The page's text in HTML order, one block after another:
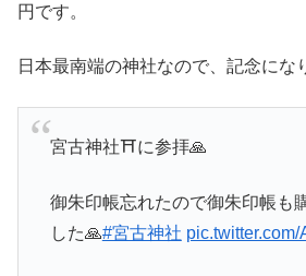
円です。
日本最南端の神社なので、記念にな
宮古神社⛩に参拝🙏
御朱印帳忘れたので御朱印帳も
した🙏#宮古神社